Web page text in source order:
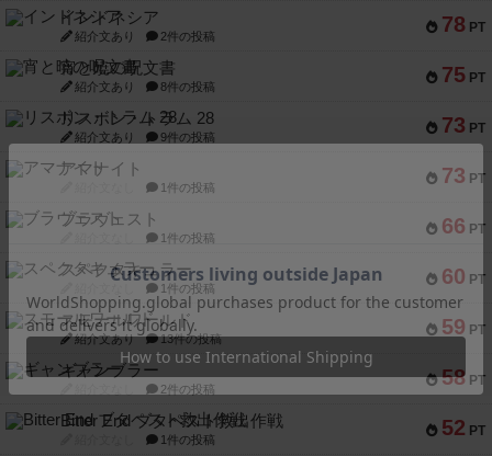
78 PT
インドネシア
紹介文あり 2件の投稿
75 PT
宵と暁の呪文書
紹介文あり 8件の投稿
73 PT
リスボン・トラム 28
紹介文あり 9件の投稿
73 PT
アマナイト
1件の投稿
66 PT
ブラヴェスト
1件の投稿
60 PT
スペクタキュラー
1件の投稿
59 PT
スモールワールド
紹介文あり 13件の投稿
58 PT
ギャンブラー
2件の投稿
52 PT
Bitter End ブタペスト救出作戦
1件の投稿